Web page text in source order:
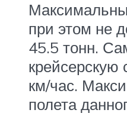
при этом не
45.5 тонн.
крейсерскую
км/час.
полета